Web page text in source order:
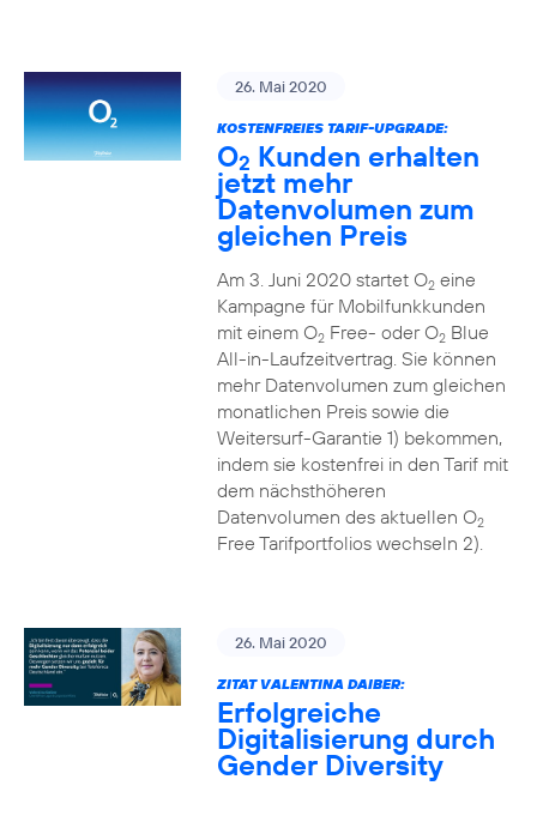
26. Mai 2020
KOSTENFREIES TARIF-UPGRADE:
O2 Kunden erhalten
jetzt mehr
Datenvolumen zum
gleichen Preis
Am 3. Juni 2020 startet O2eine
Kampagne für Mobilfunkkunden
mit einem O2Free- oder O2Blue
All-in-Laufzeitvertrag. Sie können
mehr Datenvolumen zum gleichen
monatlichen Preis sowie die
Weitersurf-Garantie 1) bekommen,
indem sie kostenfrei in den Tarif mit
dem nächsthöheren
Datenvolumen des aktuellen O2
Free Tarifportfolios wechseln 2).
26. Mai 2020
ZITAT VALENTINA DAIBER:
Erfolgreiche
Digitalisierung durch
Gender Diversity